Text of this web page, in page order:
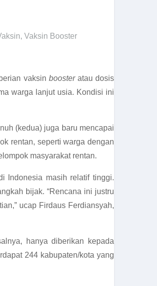
, Vaksin Booster
vaksin booster atau dosis
warga lanjut usia. Kondisi ini
(kedua) juga baru mencapai
rentan, seperti warga dengan
masyarakat rentan.
Indonesia masih relatif tinggi.
bijak. “Rencana ini justru
ucap Firdaus Ferdiansyah,
hanya diberikan kepada
244 kabupaten/kota yang